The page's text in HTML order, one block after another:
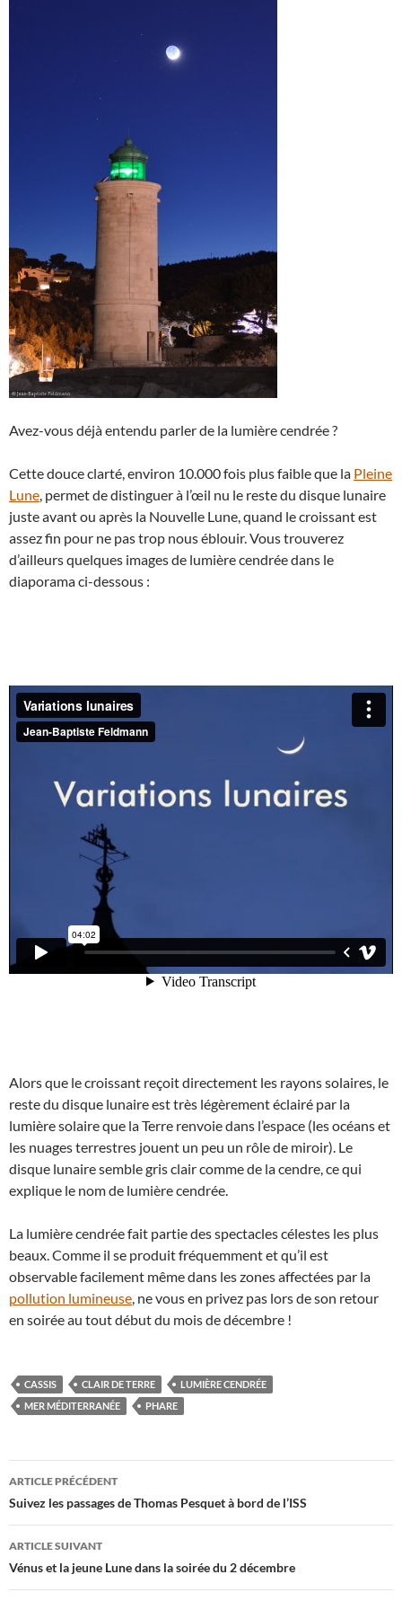
Avez-vous déjà entendu parler de la lumière cendrée ?
Cette douce clarté, environ 10.000 fois plus faible que la Pleine
Lune, permet de distinguer à l’œil nu le reste du disque lunaire
juste avant ou après la Nouvelle Lune, quand le croissant est
assez fin pour ne pas trop nous éblouir. Vous trouverez
d’ailleurs quelques images de lumière cendrée dans le
diaporama ci-dessous :
Alors que le croissant reçoit directement les rayons solaires, le
reste du disque lunaire est très légèrement éclairé par la
lumière solaire que la Terre renvoie dans l’espace (les océans et
les nuages terrestres jouent un peu un rôle de miroir). Le
disque lunaire semble gris clair comme de la cendre, ce qui
explique le nom de lumière cendrée.
La lumière cendrée fait partie des spectacles célestes les plus
beaux. Comme il se produit fréquemment et qu’il est
observable facilement même dans les zones affectées par la
pollution lumineuse, ne vous en privez pas lors de son retour
en soirée au tout début du mois de décembre !
CASSIS CLAIR DE TERRE
LUMIÈRE CENDRÉE
MER MÉDITERRANÉE
PHARE
Navigation
des
articles
ARTICLE PRÉCÉDENT
Suivez les passages de Thomas Pesquet à bord de l’ISS
ARTICLE SUIVANT
Vénus et la jeune Lune dans la soirée du 2 décembre